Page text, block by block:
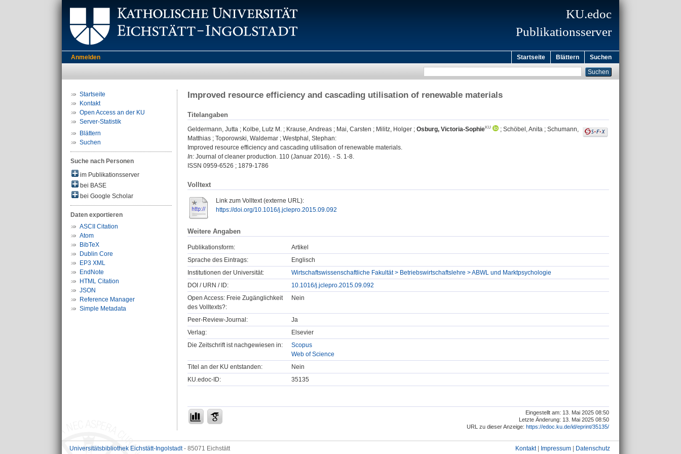
KU.edoc
Publikationsserver
Anmelden Startseite Blättern Suchen
Startseite
Kontakt
Open Access an der KU
Server-Statistik
Blättern
Suchen
Suche nach Personen
im Publikationsserver
bei BASE
bei Google Scholar
Daten exportieren
ASCII Citation
Atom
BibTeX
Dublin Core
EP3 XML
EndNote
HTML Citation
JSON
Reference Manager
Simple Metadata
Improved resource efficiency and cascading utilisation of renewable materials
Titelangaben
Geldermann, Jutta ; Kolbe, Lutz M. ; Krause, Andreas ; Mai, Carsten ; Militz, Holger ; Osburg, Victoria-Sophie ; Schöbel, Anita ; Schumann,
Matthias ; Toporowski, Waldemar ; Westphal, Stephan:
Improved resource efficiency and cascading utilisation of renewable materials.
In: Journal of cleaner production. 110 (Januar 2016). - S. 1-8.
ISSN 0959-6526 ; 1879-1786
Volltext
Link zum Volltext (externe URL):
https://doi.org/10.1016/j.jclepro.2015.09.092
Weitere Angaben
Publikationsform:
Artikel
Sprache des Eintrags:
Englisch
Institutionen der Universität:
Wirtschaftswissenschaftliche Fakultät > Betriebswirtschaftslehre > ABWL und Marktpsychologie
DOI / URN / ID:
10.1016/j.jclepro.2015.09.092
Open Access: Freie Zugänglichkeit
des Volltexts?:
Nein
Peer-Review-Journal:
Ja
Verlag:
Elsevier
Die Zeitschrift ist nachgewiesen in:
Scopus
Web of Science
Titel an der KU entstanden:
Nein
KU.edoc-ID:
35135
Eingestellt am: 13. Mai 2025 08:50
Letzte Änderung: 13. Mai 2025 08:50
URL zu dieser Anzeige: https://edoc.ku.de/id/eprint/35135/
Universitätsbibliothek Eichstätt-Ingolstadt- 85071 Eichstätt Kontakt| Impressum Datenschutz